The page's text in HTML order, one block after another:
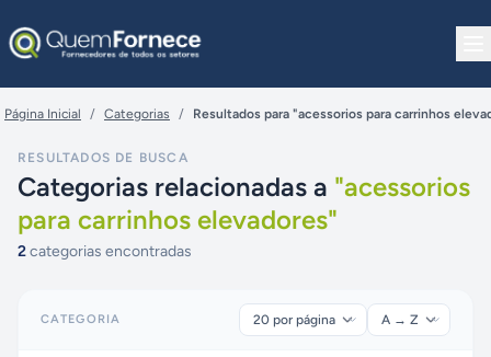
Página Inicial / Categorias / Resultados para "acessorios para carrinhos
RESULTADOS DE BUSCA
Categorias relacionadas a "acessorios
para carrinhos elevadores"
2categorias encontradas
CATEGORIA